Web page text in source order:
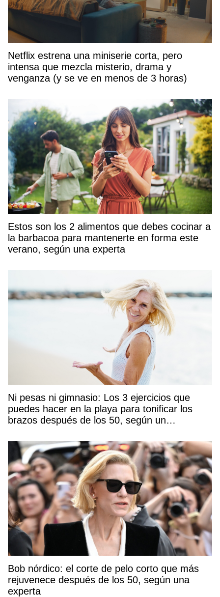
Netflix estrena una miniserie corta, pero
intensa que mezcla misterio, drama y
venganza (y se ve en menos de 3 horas)
Estos son los 2 alimentos que debes cocinar a
la barbacoa para mantenerte en forma este
verano, según una experta
Ni pesas ni gimnasio: Los 3 ejercicios que
puedes hacer en la playa para tonificar los
brazos después de los 50, según un
Bob nórdico: el corte de pelo corto que más
rejuvenece después de los 50, según una
experta